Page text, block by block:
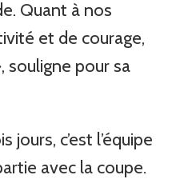
Quant à nos
et de courage,
souligne pour sa
jours, c’est l’équipe
avec la coupe.